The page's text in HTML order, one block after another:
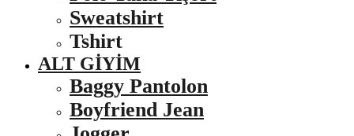
Sweatshirt
Tshirt
ALT GIYIM
Baggy Pantolon
Boyfriend Jean